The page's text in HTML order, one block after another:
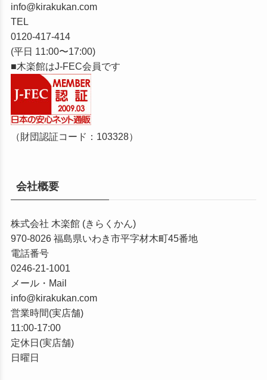
info@kirakukan.com
TEL
0120-417-414
(平日 11:00〜17:00)
■木楽館はJ-FEC会員です
（財団認証コード：103328）
会社概要
株式会社 木楽館 (きらくかん)
970-8026 福島県いわき市平字材木町45番地
電話番号
0246-21-1001
メール・Mail
info@kirakukan.com
営業時間(実店舗)
11:00-17:00
定休日(実店舗)
日曜日